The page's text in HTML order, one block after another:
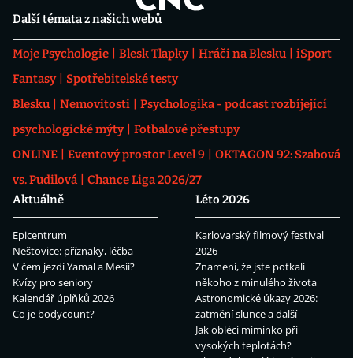
Další témata z našich webů
Moje Psychologie Blesk Tlapky Hráči na Blesku
iSport
Fantasy
Spotřebitelské testy
Blesku
Nemovitosti
Psychologika - podcast rozbíjející
psychologické mýty
Fotbalové přestupy
ONLINE
Eventový prostor Level 9
OKTAGON 92: Szabová
vs. Pudilová
Chance Liga 2026/27
Aktuálně
Epicentrum
Neštovice: příznaky, léčba
V čem jezdí Yamal a Mesii?
Kvízy pro seniory
Kalendář úplňků 2026
Co je bodycount?
Léto 2026
Karlovarský filmový festival
2026
Znamení, že jste potkali
někoho z minulého života
Astronomické úkazy 2026:
zatmění slunce a další
Jak obléci miminko při
vysokých teplotách?